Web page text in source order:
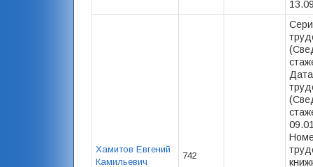
Хамитов Евгений
Камильевич
742